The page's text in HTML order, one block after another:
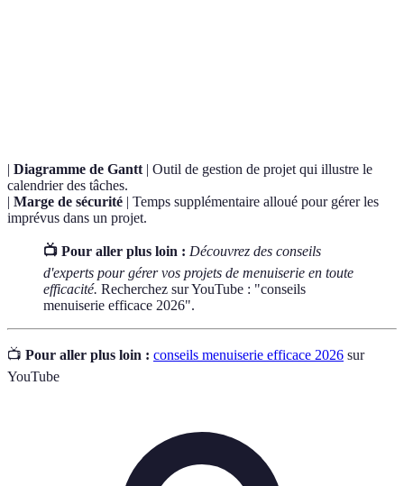
| Diagramme de Gantt | Outil de gestion de projet qui illustre le
calendrier des tâches.
| Marge de sécurité | Temps supplémentaire alloué pour gérer les
imprévus dans un projet.
📺 Pour aller plus loin : Découvrez des conseils
d'experts pour gérer vos projets de menuiserie en toute
efficacité. Recherchez sur YouTube : "conseils
menuiserie efficace 2026".
📺 Pour aller plus loin : conseils menuiserie efficace 2026 sur
YouTube